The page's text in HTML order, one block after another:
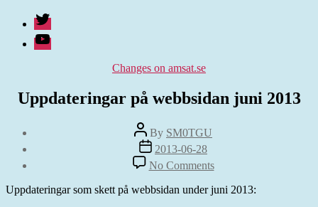
Twitter
Youtube
Categories
Changes on amsat.se
Uppdateringar på webbsidan juni 2013
Post
author
By SM0TGU
Post
date
2013-06-28
No Commentson
Uppdateringar
på
Uppdateringar som skett på webbsidan under juni 2013: